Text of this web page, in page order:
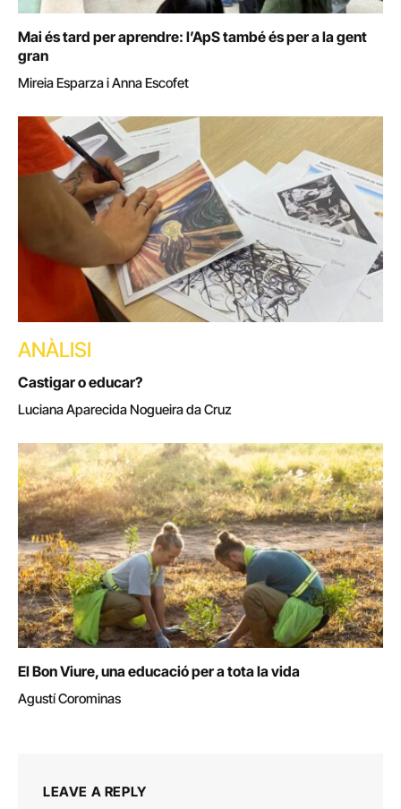
Mai és tard per aprendre: l’ApS també és per a la gent
gran
Mireia Esparza i Anna Escofet
ANÀLISI
Castigar o educar?
Luciana Aparecida Nogueira da Cruz
El Bon Viure, una educació per a tota la vida
Agustí Corominas
LEAVE A REPLY